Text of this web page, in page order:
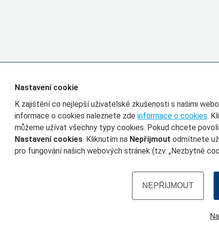
Nastavení cookie
K zajištění co nejlepší uživatelské zkušenosti s našimi
informace o cookies naleznete zde informace o cookies.
můžeme užívat všechny typy cookies. Pokud chcete
Nastavení cookies. Kliknutím na Nepřijmout odmítnete
pro fungování našich webových stránek (tzv. „Nezbytné
NEPŘIJMOUT